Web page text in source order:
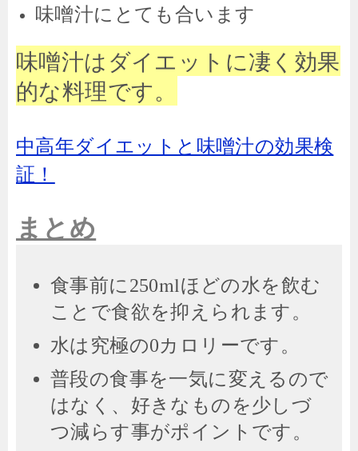
味噌汁にとても合います
味噌汁はダイエットに凄く効果
的な料理です。
中高年ダイエットと味噌汁の効果検
証！
まとめ
食事前に250mlほどの水を飲む
ことで食欲を抑えられます。
水は究極の0カロリーです。
普段の食事を一気に変えるので
はなく、好きなものを少しづ
つ減らす事がポイントです。